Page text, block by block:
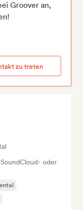
Groover an,
zu treten
oder